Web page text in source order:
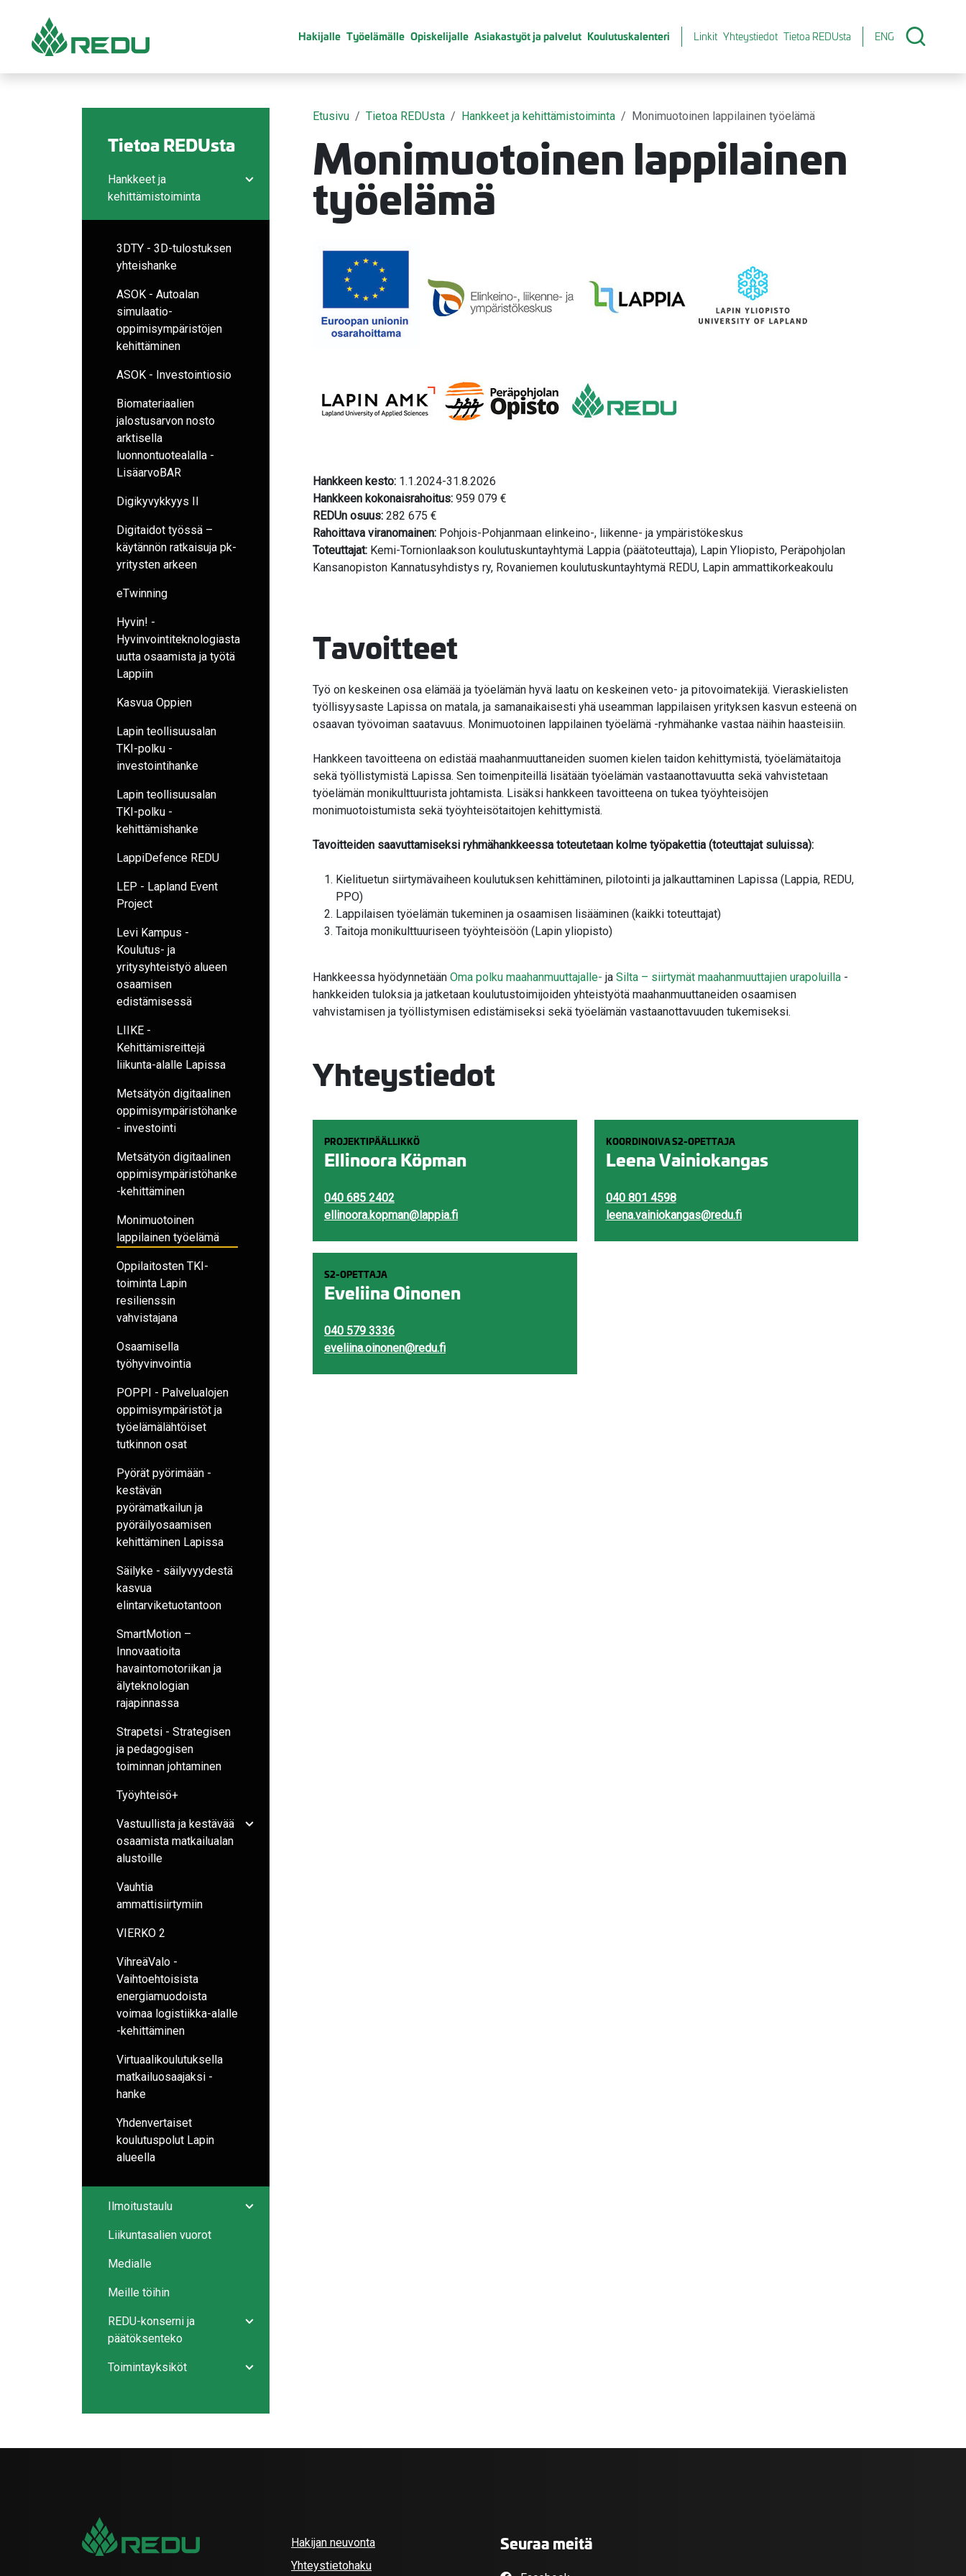
Hakijalle Työelämälle Opiskelijalle Asiakastyöt ja palvelut Koulutuskalenteri Linkit Yhteystiedot Tietoa REDUsta ENG
Tietoa REDUsta
Avaa/sulje alavalikko
Hankkeet ja
kehittämistoiminta
3DTY - 3D-tulostuksen
yhteishanke
ASOK - Autoalan
simulaatio-
oppimisympäristöjen
kehittäminen
ASOK - Investointiosio
Biomateriaalien
jalostusarvon nosto
arktisella
luonnontuotealalla -
LisäarvoBAR
Digikyvykkyys II
Digitaidot työssä –
käytännön ratkaisuja pk-
yritysten arkeen
eTwinning
Hyvin! -
Hyvinvointiteknologiasta
uutta osaamista ja työtä
Lappiin
Kasvua Oppien
Lapin teollisuusalan
TKI-polku -
investointihanke
Lapin teollisuusalan
TKI-polku -
kehittämishanke
LappiDefence REDU
LEP - Lapland Event
Project
Levi Kampus -
Koulutus- ja
yritysyhteistyö alueen
osaamisen
edistämisessä
LIIKE -
Kehittämisreittejä
liikunta-alalle Lapissa
Metsätyön digitaalinen
oppimisympäristöhanke
- investointi
Metsätyön digitaalinen
oppimisympäristöhanke
-kehittäminen
Monimuotoinen
lappilainen työelämä
Oppilaitosten TKI-
toiminta Lapin
resilienssin
vahvistajana
Osaamisella
työhyvinvointia
POPPI - Palvelualojen
oppimisympäristöt ja
työelämälähtöiset
tutkinnon osat
Pyörät pyörimään -
kestävän
pyörämatkailun ja
pyöräilyosaamisen
kehittäminen Lapissa
Säilyke - säilyvyydestä
kasvua
elintarviketuotantoon
SmartMotion –
Innovaatioita
havaintomotoriikan ja
älyteknologian
rajapinnassa
Strapetsi - Strategisen
ja pedagogisen
toiminnan johtaminen
Työyhteisö+
Vastuullista ja kestävää
osaamista matkailualan
alustoille
Vauhtia
ammattisiirtymiin
VIERKO 2
VihreäValo -
Vaihtoehtoisista
energiamuodoista
voimaa logistiikka-alalle
-kehittäminen
Virtuaalikoulutuksella
matkailuosaajaksi -
hanke
Yhdenvertaiset
koulutuspolut Lapin
alueella
Ilmoitustaulu
Liikuntasalien vuorot
Medialle
Meille töihin
REDU-konserni ja
päätöksenteko
Toimintayksiköt
Etusivu Tietoa REDUsta Hankkeet ja kehittämistoiminta Monimuotoinen lappilainen työelämä
Monimuotoinen lappilainen
työelämä
Hankkeen kesto: 1.1.2024-31.8.2026
Hankkeen kokonaisrahoitus: 959 079 €
REDUn osuus: 282 675 €
Rahoittava viranomainen: Pohjois-Pohjanmaan elinkeino-, liikenne- ja ympäristökeskus
Toteuttajat: Kemi-Tornionlaakson koulutuskuntayhtymä Lappia (päätoteuttaja), Lapin Yliopisto, Peräpohjolan
Kansanopiston Kannatusyhdistys ry, Rovaniemen koulutuskuntayhtymä REDU, Lapin ammattikorkeakoulu
Tavoitteet
Työ on keskeinen osa elämää ja työelämän hyvä laatu on keskeinen veto- ja pitovoimatekijä. Vieraskielisten
työllisyysaste Lapissa on matala, ja samanaikaisesti yhä useamman lappilaisen yrityksen kasvun esteenä on
osaavan työvoiman saatavuus. Monimuotoinen lappilainen työelämä -ryhmähanke vastaa näihin haasteisiin.
Hankkeen tavoitteena on edistää maahanmuuttaneiden suomen kielen taidon kehittymistä, työelämätaitoja
sekä työllistymistä Lapissa. Sen toimenpiteillä lisätään työelämän vastaanottavuutta sekä vahvistetaan
työelämän monikulttuurista johtamista. Lisäksi hankkeen tavoitteena on tukea työyhteisöjen
monimuotoistumista sekä työyhteisötaitojen kehittymistä.
Tavoitteiden saavuttamiseksi ryhmähankkeessa toteutetaan kolme työpakettia (toteuttajat suluissa):
Kielituetun siirtymävaiheen koulutuksen kehittäminen, pilotointi ja jalkauttaminen Lapissa (Lappia, REDU,
PPO)
Lappilaisen työelämän tukeminen ja osaamisen lisääminen (kaikki toteuttajat)
Taitoja monikulttuuriseen työyhteisöön (Lapin yliopisto)
Hankkeessa hyödynnetään Oma polku maahanmuuttajalle- ja Silta – siirtymät maahanmuuttajien urapoluilla -
hankkeiden tuloksia ja jatketaan koulutustoimijoiden yhteistyötä maahanmuuttaneiden osaamisen
vahvistamisen ja työllistymisen edistämiseksi sekä työelämän vastaanottavuuden tukemiseksi.
Yhteystiedot
PROJEKTIPÄÄLLIKKÖ
Ellinoora Köpman
040 685 2402
ellinoora.kopman@lappia.fi
KOORDINOIVA S2-OPETTAJA
Leena Vainiokangas
040 801 4598
leena.vainiokangas@redu.fi
S2-OPETTAJA
Eveliina Oinonen
040 579 3336
eveliina.oinonen@redu.fi
Hakijan neuvonta
Yhteystietohaku
Seuraa meitä